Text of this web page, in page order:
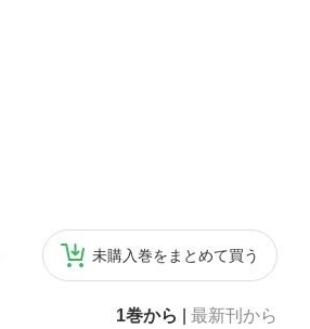
未購入巻をまとめて買う
1巻から 最新刊から